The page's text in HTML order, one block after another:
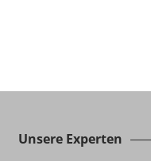
Unsere Experten